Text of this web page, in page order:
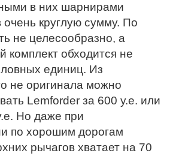
в них шарнирами
очень круглую сумму. По
не целесообразно, а
комплект обходится не
единиц. Из
не оригинала можно
Lemforder за 600 у.е. или
Но даже при
по хорошим дорогам
рычагов хватает на 70